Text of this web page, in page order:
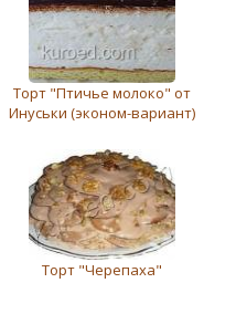
Торт "Птичье молоко" от
Инуськи (эконом-вариант)
Торт "Черепаха"